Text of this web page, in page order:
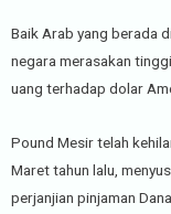
Baik Arab yang berada
negara merasakan
uang terhadap dolar
Pound Mesir telah
Maret tahun lalu,
perjanjian pinjaman